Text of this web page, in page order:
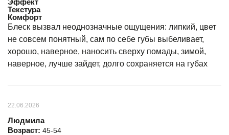
Эффект
Текстура
Комфорт
Блеск вызвал неоднозначные ощущения: липкий, цвет
не совсем понятный, сам по себе губы выбеливает,
хорошо, наверное, наносить сверху помады, зимой,
наверное, лучше зайдет, долго сохраняется на губах
22.06.2026
Людмила
Возраст: 45-54